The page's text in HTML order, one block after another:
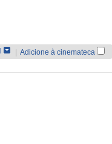
Adicione à cinemateca